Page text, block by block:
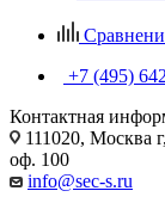
+7 (495)
Контактная
111020, Москва
оф. 100
info@sec-s.ru